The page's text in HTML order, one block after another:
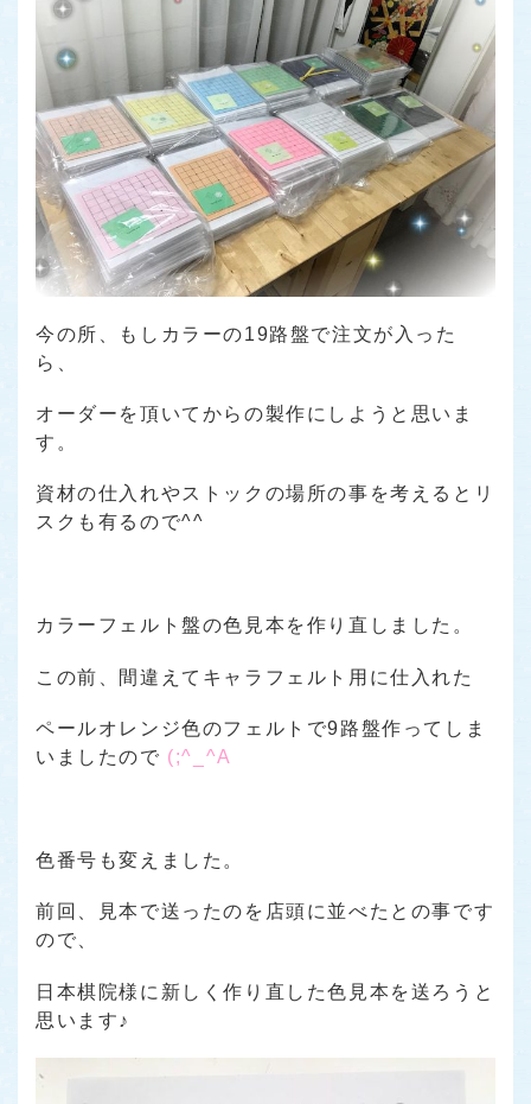
今の所、もしカラーの19路盤で注文が入った
ら、
オーダーを頂いてからの製作にしようと思いま
す。
資材の仕入れやストックの場所の事を考えるとリ
スクも有るので^^
カラーフェルト盤の色見本を作り直しました。
この前、間違えてキャラフェルト用に仕入れた
ペールオレンジ色のフェルトで9路盤作ってしま
いましたので (;^_^A
色番号も変えました。
前回、見本で送ったのを店頭に並べたとの事です
ので、
日本棋院様に新しく作り直した色見本を送ろうと
思います♪